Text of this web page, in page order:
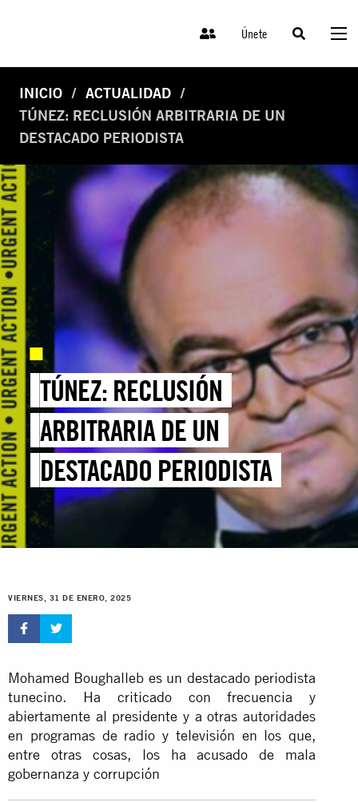
Únete
INICIO
ACTUALIDAD
TÚNEZ: RECLUSIÓN ARBITRARIA DE UN
DESTACADO PERIODISTA
TÚNEZ: RECLUSIÓN
ARBITRARIA DE UN
DESTACADO PERIODISTA
VIERNES, 31 DE ENERO, 2025
Mohamed Boughalleb es un destacado periodista
tunecino. Ha criticado con frecuencia y
abiertamente al presidente y a otras autoridades
en programas de radio y televisión en los que,
entre otras cosas, los ha acusado de mala
gobernanza y corrupción